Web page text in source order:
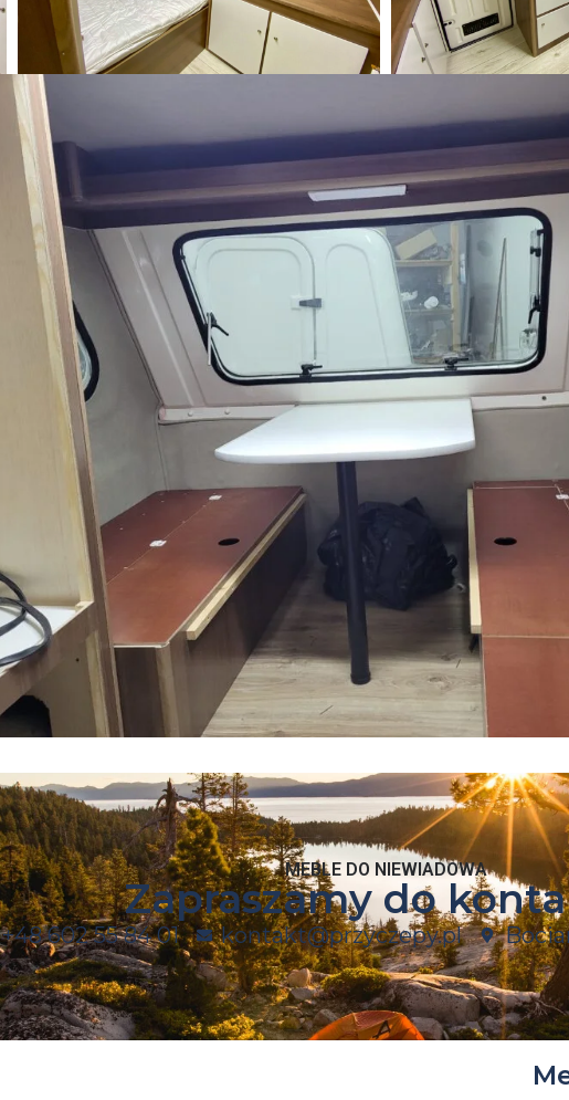
MEBLE DO NIEWIADOWA
Zapraszamy do
+48 602 55 84 01 kontakt@przyczepy.pl